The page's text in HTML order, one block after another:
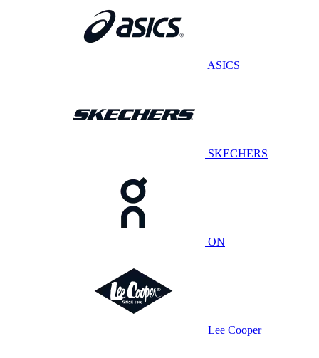
ASICS
SKECHERS
ON
Lee Cooper